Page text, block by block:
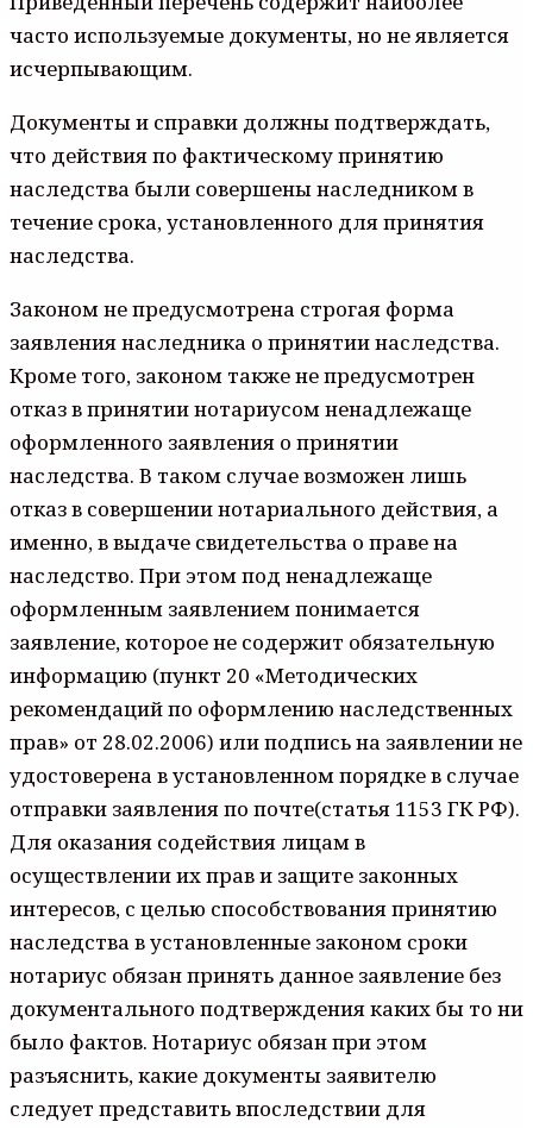
часто используемые документы, но не является
исчерпывающим.
Документы и справки должны подтверждать,
что действия по фактическому принятию
наследства были совершены наследником в
течение срока, установленного для принятия
наследства.
Законом не предусмотрена строгая форма
заявления наследника о принятии наследства.
Кроме того, законом также не предусмотрен
отказ в принятии нотариусом ненадлежаще
оформленного заявления о принятии
наследства. В таком случае возможен лишь
отказ в совершении нотариального действия, а
именно, в выдаче свидетельства о праве на
наследство. При этом под ненадлежаще
оформленным заявлением понимается
заявление, которое не содержит обязательную
информацию (пункт 20 «Методических
рекомендаций по оформлению наследственных
прав» от 28.02.2006) или подпись на заявлении не
удостоверена в установленном порядке в случае
отправки заявления по почте(статья 1153 ГК РФ).
Для оказания содействия лицам в
осуществлении их прав и защите законных
интересов, с целью способствования принятию
наследства в установленные законом сроки
нотариус обязан принять данное заявление без
документального подтверждения каких бы то ни
было фактов. Нотариус обязан при этом
разъяснить, какие документы заявителю
следует представить впоследствии для